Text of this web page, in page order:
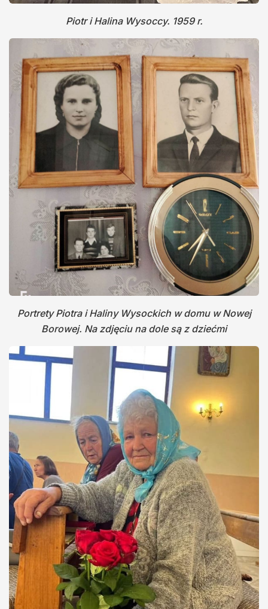
Piotr i Halina Wysoccy. 1959 r.
Portrety Piotra i Haliny Wysockich w domu w Nowej
Borowej. Na zdjęciu na dole są z dziećmi